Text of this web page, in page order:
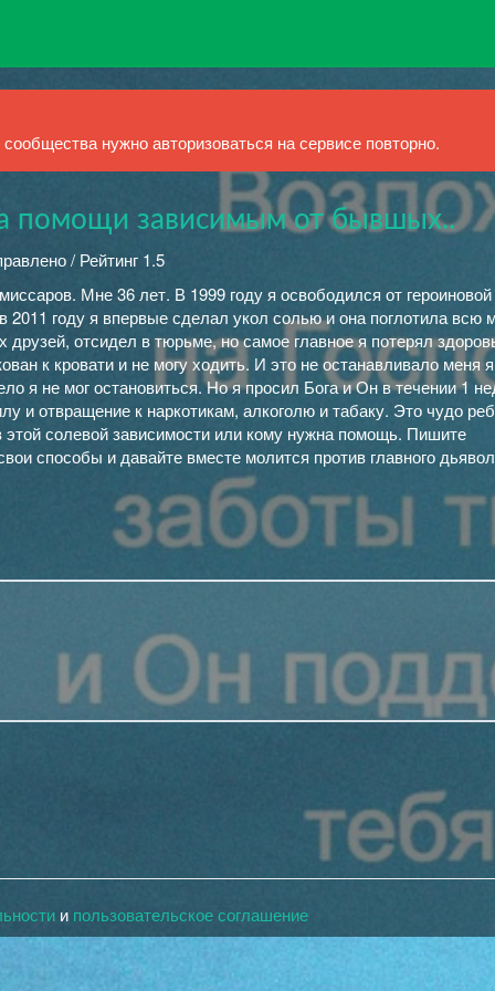
нужно авторизоваться на сервисе повторно.
помощи зависимым от бывшых..
/ Рейтинг 1.5
Мне 36 лет. В 1999 году я освободился от героиновой
году я впервые сделал укол солью и она поглотила всю
друзей, отсидел в тюрьме, но самое главное я потерял
к кровати и не могу ходить. И это не останавливало меня
я не мог остановиться. Но я просил Бога и Он в течении 1
и отвращение к наркотикам, алкоголю и табаку. Это чудо
солевой зависимости или кому нужна помощь. Пишите
способы и давайте вместе молится против главного
и пользовательское соглашение